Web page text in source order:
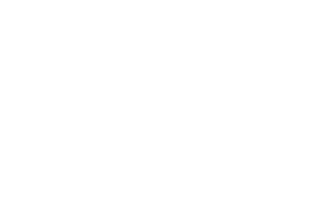
FACEBOOK